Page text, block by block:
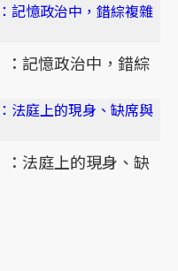
記憶政治中，錯綜
法庭上的現身、缺